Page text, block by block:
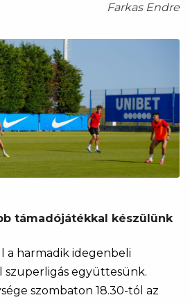
Farkas Endre
támadójátékkal készülünk
a harmadik idegenbeli
szuperligás együttesünk.
szombaton 18.30-tól az